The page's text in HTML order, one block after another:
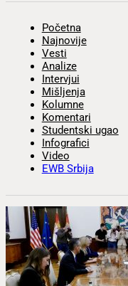
Početna
Najnovije
Vesti
Analize
Intervjui
Mišljenja
Kolumne
Komentari
Studentski ugao
Infografici
Video
EWB Srbija